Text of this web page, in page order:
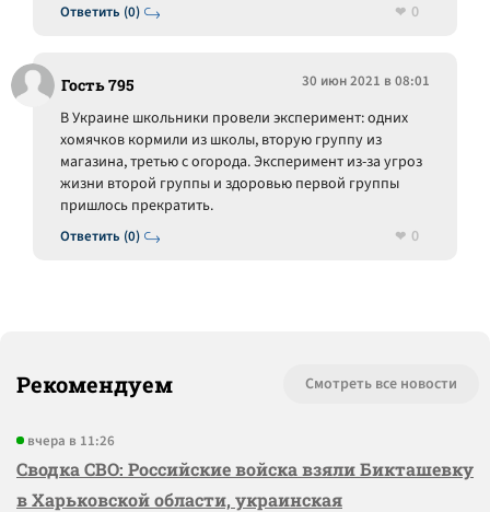
Ответить (0)
0
Гость 795 30 июн 2021 в 08:01
Ответить (0)
В Украине школьники провели эксперимент: одних
хомячков кормили из школы, вторую группу из
магазина, третью с огорода. Эксперимент из-за угроз
жизни второй группы и здоровью первой группы
пришлось прекратить.
0
Рекомендуем Смотреть все новости
вчера в 11:26
Сводка СВО: Российские войска взяли Бикташевку
в Харьковской области, украинская